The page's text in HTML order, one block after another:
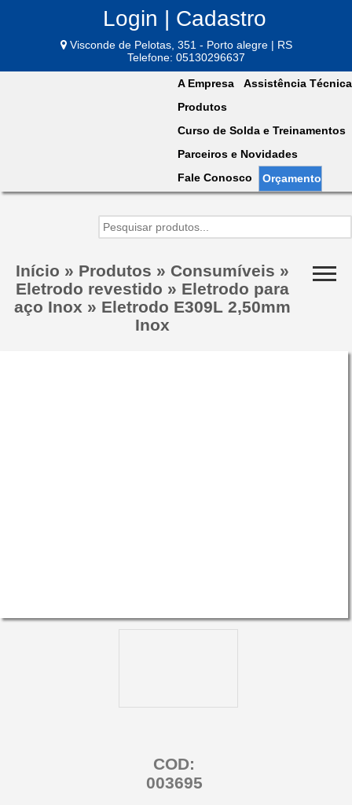
Login | Cadastro
Visconde de Pelotas, 351 - Porto alegre | RS
Telefone: 05130296637
A Empresa
Assistência Técnica
Produtos
Curso de Solda e Treinamentos
Parceiros e Novidades
Fale Conosco
Orçamento
Início » Produtos » Consumíveis »
Eletrodo revestido » Eletrodo para
aço Inox » Eletrodo E309L 2,50mm
Inox
COD:
003695